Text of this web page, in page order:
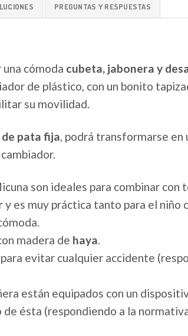
PREGUNTAS Y RESPUESTAS
cómoda cubeta, jabonera y
de plástico, con un bonito
su movilidad.
pata fija, podrá transformarse en
son ideales para combinar con
y es muy práctica tanto para el niño
madera de haya.
evitar cualquier accidente
están equipados con un
ésta (respondiendo a la